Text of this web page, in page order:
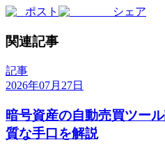
ポスト シェア
関連記事
記事
2026年07月27日
暗号資産の自動売買ツー
質な手口を解説